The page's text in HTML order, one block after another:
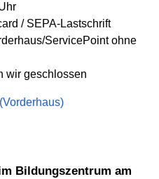
/ SEPA-Lastschrift
ServicePoint ohne
wir geschlossen